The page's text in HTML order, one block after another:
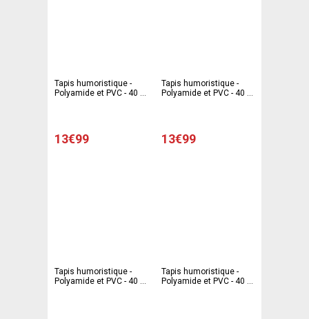
Tapis humoristique -
Polyamide et PVC - 40 x
13€99
Tapis humoristique -
Polyamide et PVC - 40 x
13€99
Tapis humoristique -
Polyamide et PVC - 40 x
Tapis humoristique -
Polyamide et PVC - 40 x